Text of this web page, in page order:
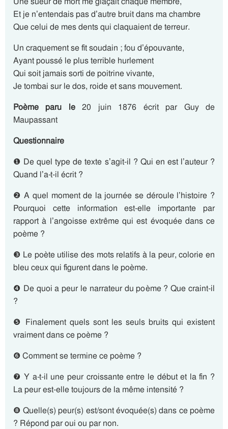
Et je n’entendais pas d’autre bruit dans ma chambre
Que celui de mes dents qui claquaient de terreur.
Un craquement se fit soudain ; fou d’épouvante,
Ayant poussé le plus terrible hurlement
Qui soit jamais sorti de poitrine vivante,
Je tombai sur le dos, roide et sans mouvement.
Poème paru le20 juin 1876 écrit par Guy de
Maupassant
Questionnaire
❶ De quel type de texte s’agit-il ? Qui en est l’auteur ?
Quand l’a-t-il écrit ?
❷ A quel moment de la journée se déroule l’histoire ?
Pourquoi cette information est-elle importante par
rapport à l’angoisse extrême qui est évoquée dans ce
poème ?
❸ Le poète utilise des mots relatifs à la peur, colorie en
bleu ceux qui figurent dans le poème.
❹ De quoi a peur le narrateur du poème ? Que craint-il
?
❺ Finalement quels sont les seuls bruits qui existent
vraiment dans ce poème ?
❻ Comment se termine ce poème ?
❼ Y a-t-il une peur croissante entre le début et la fin ?
La peur est-elle toujours de la même intensité ?
❽ Quelle(s) peur(s) est/sont évoquée(s) dans ce poème
? Répond par oui ou par non.